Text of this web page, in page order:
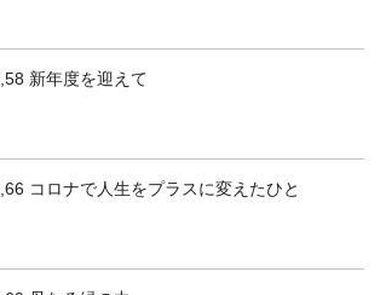
新年度を迎えて
コロナで人生をプラスに変えたひと